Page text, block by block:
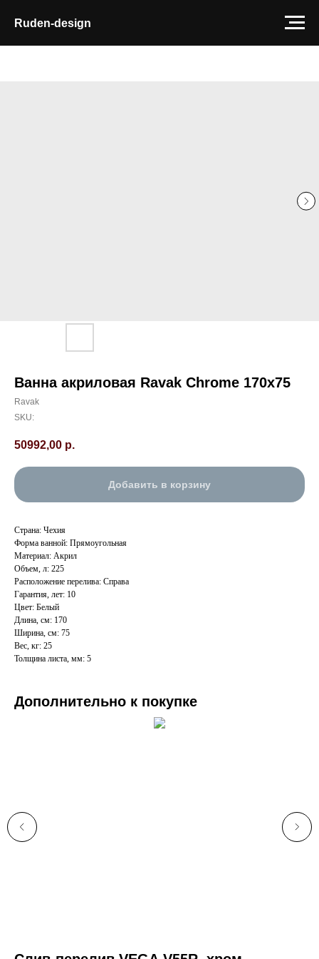
Ruden-design
Ванна акриловая Ravak Chrome 170х75
Ravak
SKU:
50992,00 р.
Добавить в корзину
Страна: Чехия
Форма ванной: Прямоугольная
Материал: Акрил
Объем, л: 225
Расположение перелива: Справа
Гарантия, лет: 10
Цвет: Белый
Длина, см: 170
Ширина, см: 75
Вес, кг: 25
Толщина листа, мм: 5
Дополнительно к покупке